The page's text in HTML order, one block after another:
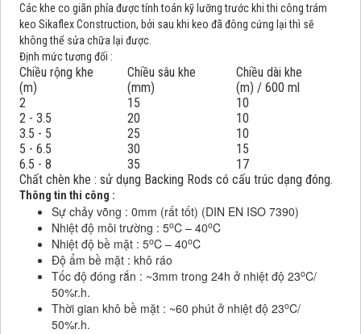
Các khe co giãn phỉa được tính toán kỹ lưỡng trước khi thi công trám
keo Sikaflex Construction, bởi sau khi keo đã đông cứng lại thì sẽ
không thể sửa chữa lại được.
Định mức tương đối :
Chiều rộng khe
(m)
Chiều sâu khe
(mm)
Chiều dài khe
(m) / 600 ml
2
15
10
2 - 3.5
20
10
3.5 - 5
25
10
5 - 6.5
30
15
6.5 - 8
35
17
Chất chèn khe : sử dụng Backing Rods có cấu trúc dạng đóng.
Thông tin thi công :
Sự chảy võng : 0mm (rất tốt) (DIN EN ISO 7390)
Nhiệt độ môi trường : 5oC – 40oC
Nhiệt độ bề mặt : 5oC – 40oC
Độ ẩm bề mặt : khô ráo
Tốc độ đóng rắn : ~3mm trong 24h ở nhiệt độ 23oC/
50%r.h.
Thời gian khô bề mặt : ~60 phút ở nhiệt độ 23oC/
50%r.h.